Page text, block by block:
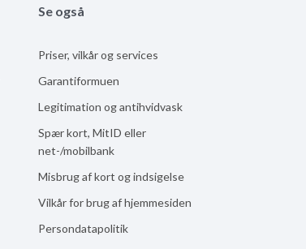
Se også
Priser, vilkår og services
Garantiformuen
Legitimation og antihvidvask
Spær kort, MitID eller
net-/mobilbank
Misbrug af kort og indsigelse
Vilkår for brug af hjemmesiden
Persondatapolitik